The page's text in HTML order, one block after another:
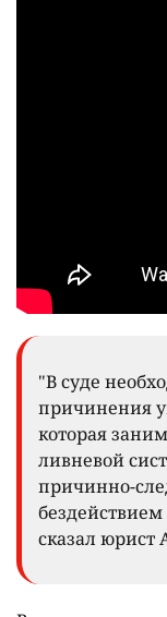
"В суде
причинения
которая
ливневой
причинно-
сказал юрист